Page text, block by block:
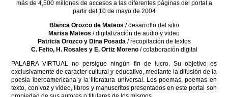
más de 4,500 millones de accesos a las diferentes páginas del portal a
partir del 10 de mayo de 2004
Blanca Orozco de Mateos / desarrollo del sitio
Marisa Mateos / digitalización de audio y video
Patricia Orozco y Dina Posada/ recopilación de textos
C. Feito, H. Rosales y E. Ortiz Moreno/ colaboración digital
PALABRA VIRTUAL no persigue ningún fin de lucro. Su objetivo es
exclusivamente de carácter cultural y educativo, mediante la difusión de la
poesía iberoamericana y la literatura universal. Los poemas, poemas en
texto, con voz y video, libros y manuscritos presentados en este portal son